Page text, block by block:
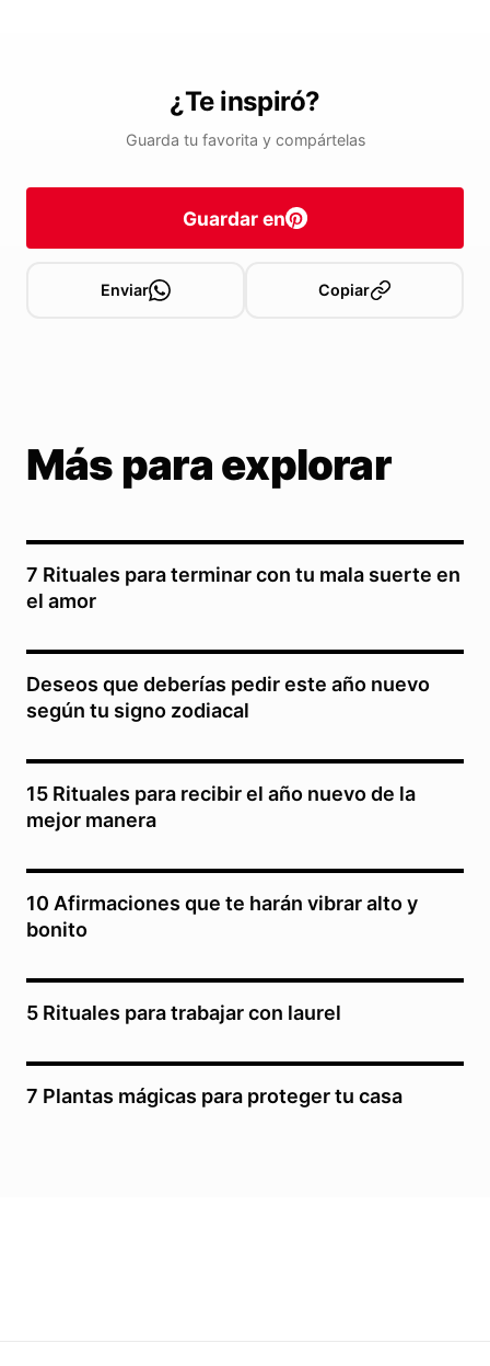
¿Te inspiró?
Guarda tu favorita y compártelas
Guardar en
Enviar Copiar
Más para explorar
7 Rituales para terminar con tu mala suerte en
el amor
Deseos que deberías pedir este año nuevo
según tu signo zodiacal
15 Rituales para recibir el año nuevo de la
mejor manera
10 Afirmaciones que te harán vibrar alto y
bonito
5 Rituales para trabajar con laurel
7 Plantas mágicas para proteger tu casa